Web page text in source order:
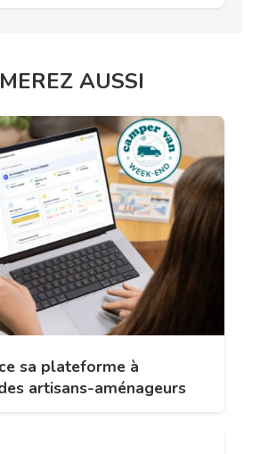
AUSSI
sa plateforme à
artisans-aménageurs